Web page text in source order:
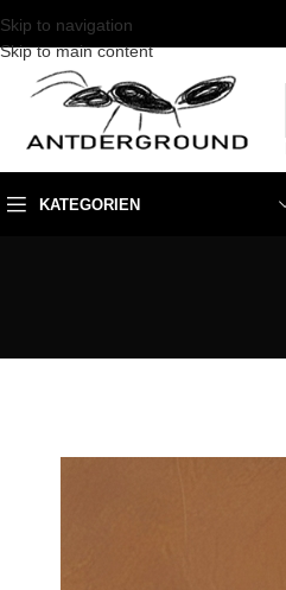
Skip to navigation
Skip to main content
KATEGORIEN